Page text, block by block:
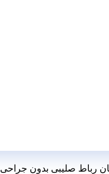
رباط صلیبی بدون جراحی